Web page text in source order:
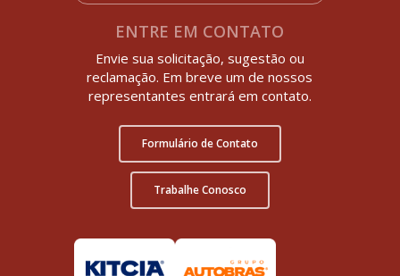
ENTRE EM CONTATO
Envie sua solicitação, sugestão ou
reclamação. Em breve um de nossos
representantes entrará em contato.
Formulário de Contato
Trabalhe Conosco